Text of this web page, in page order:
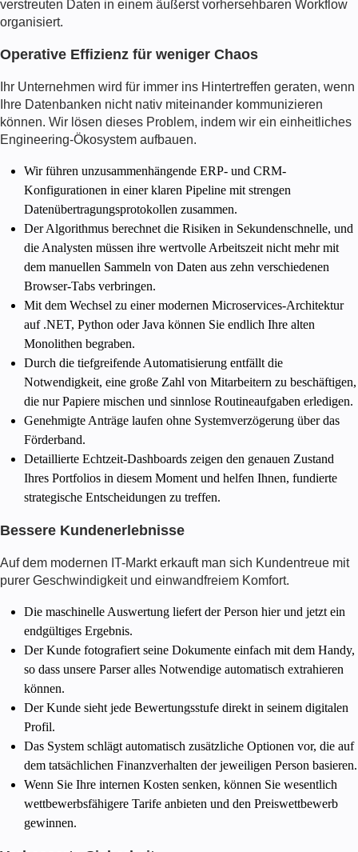
verstreuten Daten in einem äußerst vorhersehbaren Workflow
organisiert.
Operative Effizienz für weniger Chaos
Ihr Unternehmen wird für immer ins Hintertreffen geraten, wenn
Ihre Datenbanken nicht nativ miteinander kommunizieren
können. Wir lösen dieses Problem, indem wir ein einheitliches
Engineering-Ökosystem aufbauen.
Wir führen unzusammenhängende ERP- und CRM-
Konfigurationen in einer klaren Pipeline mit strengen
Datenübertragungsprotokollen zusammen.
Der Algorithmus berechnet die Risiken in Sekundenschnelle, und
die Analysten müssen ihre wertvolle Arbeitszeit nicht mehr mit
dem manuellen Sammeln von Daten aus zehn verschiedenen
Browser-Tabs verbringen.
Mit dem Wechsel zu einer modernen Microservices-Architektur
auf .NET, Python oder Java können Sie endlich Ihre alten
Monolithen begraben.
Durch die tiefgreifende Automatisierung entfällt die
Notwendigkeit, eine große Zahl von Mitarbeitern zu beschäftigen,
die nur Papiere mischen und sinnlose Routineaufgaben erledigen.
Genehmigte Anträge laufen ohne Systemverzögerung über das
Förderband.
Detaillierte Echtzeit-Dashboards zeigen den genauen Zustand
Ihres Portfolios in diesem Moment und helfen Ihnen, fundierte
strategische Entscheidungen zu treffen.
Bessere Kundenerlebnisse
Auf dem modernen IT-Markt erkauft man sich Kundentreue mit
purer Geschwindigkeit und einwandfreiem Komfort.
Die maschinelle Auswertung liefert der Person hier und jetzt ein
endgültiges Ergebnis.
Der Kunde fotografiert seine Dokumente einfach mit dem Handy,
so dass unsere Parser alles Notwendige automatisch extrahieren
können.
Der Kunde sieht jede Bewertungsstufe direkt in seinem digitalen
Profil.
Das System schlägt automatisch zusätzliche Optionen vor, die auf
dem tatsächlichen Finanzverhalten der jeweiligen Person basieren.
Wenn Sie Ihre internen Kosten senken, können Sie wesentlich
wettbewerbsfähigere Tarife anbieten und den Preiswettbewerb
gewinnen.